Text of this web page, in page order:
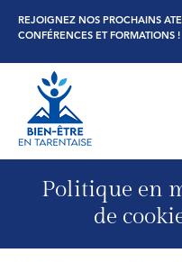
REJOIGNEZ NOS PROCHAINS
CONFÉRENCES ET FORMATIONS !
Politique en
de